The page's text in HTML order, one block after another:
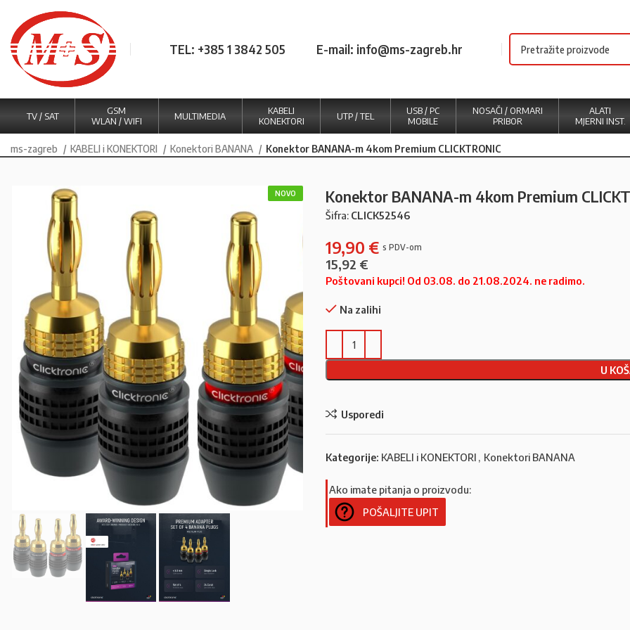
TEL: +385 1 3842 505 E-mail: info@ms-zagreb.hr
TV / SAT
GSM
WLAN / WIFI
MULTIMEDIA
KABELI
KONEKTORI
UTP / TEL
USB / PC
MOBILE
NOSAČI / ORMARI
PRIBOR
ALATI
MJERNI INST.
ms-zagreb KABELI i KONEKTORI Konektori BANANA Konektor BANANA-m 4kom Premium CLICKTRONIC
NOVO Konektor BANANA-m 4kom Premium
Šifra: CLICK52546
19,90 €
15,92 €
Poštovani kupci! Od 03.08. do 21.08.2024. ne radimo.
Na zalihi
U
Usporedi
Kategorije: KABELI i KONEKTORI , Konektori BANANA
Ako imate pitanja o proizvodu:
POŠALJITE UPIT